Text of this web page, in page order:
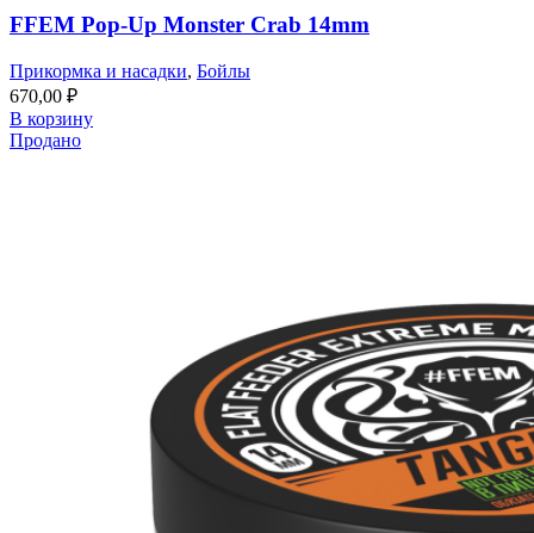
FFEM Pop-Up Monster Crab 14mm
Прикормка и насадки, Бойлы
670,00 ₽
В корзину
Продано